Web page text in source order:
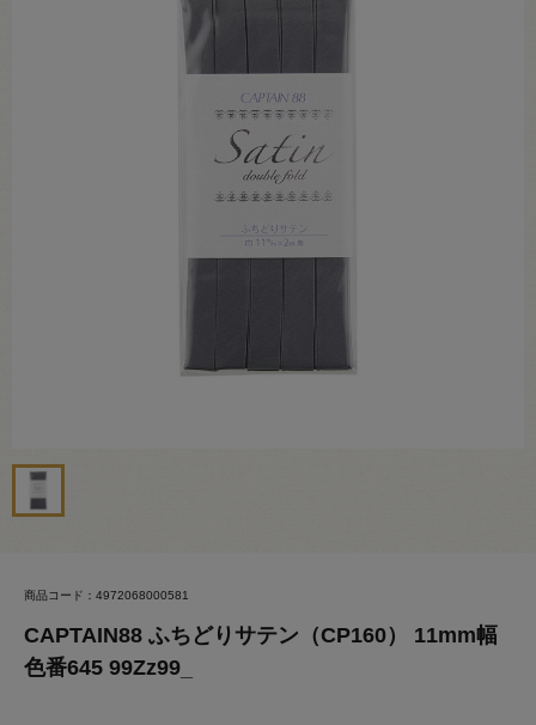
商品コード：4972068000581
CAPTAIN88 ふちどりサテン（CP160） 11mm幅
色番645 99Zz99_